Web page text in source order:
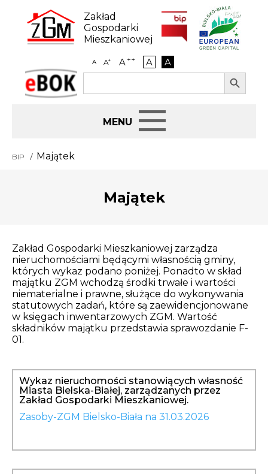
content
Zakład
Gospodarki
Mieszkaniowej
A A+ A++ A A
eBOK
Search
Search Button
Najem i dzierżawa
Opłaty i rozliczenia
Działania antysmogowe
Remonty budynków
Prawo
BIP Majątek
Majątek
Zakład Gospodarki Mieszkaniowej zarządza
nieruchomościami będącymi własnością gminy,
których wykaz podano poniżej. Ponadto w skład
majątku ZGM wchodzą środki trwałe i wartości
niematerialne i prawne, służące do wykonywania
statutowych zadań, które są zaewidencjonowane
w księgach inwentarzowych ZGM. Wartość
składników majątku przedstawia sprawozdanie F-
01.
Wykaz nieruchomości stanowiących własność
Miasta Bielska-Białej, zarządzanych przez
Zakład Gospodarki Mieszkaniowej.
Zasoby-ZGM Bielsko-Biała na 31.03.2026